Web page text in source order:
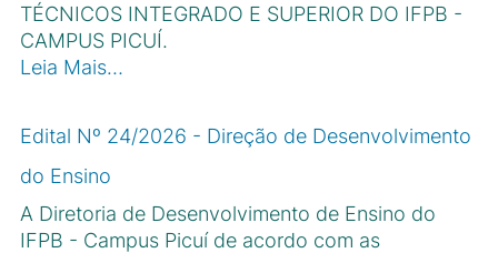
TÉCNICOS INTEGRADO E SUPERIOR DO IFPB -
CAMPUS PICUÍ.
Leia Mais…
Edital Nº 24/2026 - Direção de Desenvolvimento
do Ensino
A Diretoria de Desenvolvimento de Ensino do
IFPB - Campus Picuı́ de acordo com as